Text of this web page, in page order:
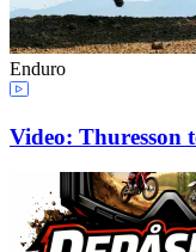
Enduro
Video: Thuresson